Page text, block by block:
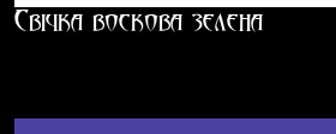
Свічка воскова зелена